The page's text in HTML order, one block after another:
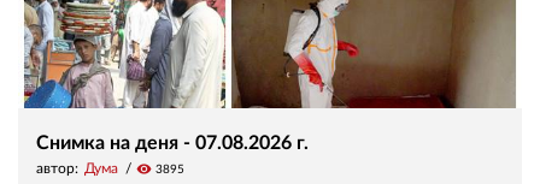
Снимка на деня - 07.08.2026 г.
автор: Дума visibility 3895